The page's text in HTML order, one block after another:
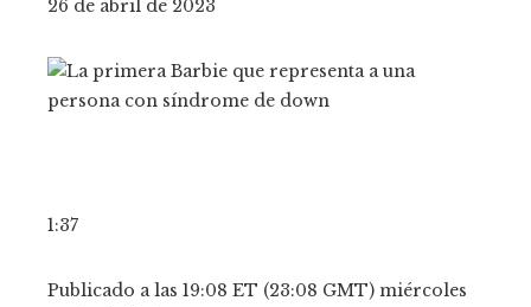
26 de abril de 2023
1:37
Publicado a las 19:08 ET (23:08 GMT) miércoles